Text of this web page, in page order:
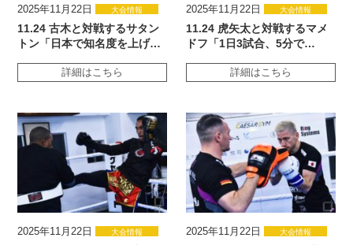
2025年11月22日 大会情報
11.24 古木と対戦するサタン
トン「日本で知名度を上げ…
詳細はこちら
2025年11月22日 大会情報
11.24 虎矢太と対戦するマメ
ドフ「1日3試合、5分で…
詳細はこちら
2025年11月22日 大会情報 2025年11月22日 大会情報